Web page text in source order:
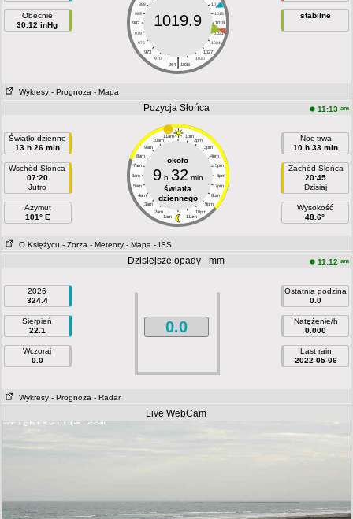
Obecnie
30.12 inHg
988
1012
985
1015
982
1018
979
1021
976
1024
973
1027
970
1030
|
964 1036
1019.9 stabilne
Wykresy - Prognoza - Mapa
Pozycja Słońca 11:13 am
Światło dzienne
13 h 26 min
Wschód Słońca
07:20
Jutro
Azymut
101° E
11am 1pm
10am 2pm
9am 3pm
8am 4pm
7am 5pm
6am 6pm
5am 7pm
4am 8pm
3am 9pm
2am 10pm
1am 11pm
około
9h 32 min
światła
dziennego
Noc trwa
10 h 33 min
Zachód Słońca
20:45
Dzisiaj
Wysokość
48.6°
O Księżycu - Zorza - Meteory - Mapa - ISS
Dzisiejsze opady - mm 11:12 am
2026
324.4
Sierpień
22.1
Wczoraj
0.0
0.0
Ostatnia godzina
0.0
Natężenie/h
0.000
Last rain
2022-05-06
Wykresy - Prognoza - Radar
Live WebCam